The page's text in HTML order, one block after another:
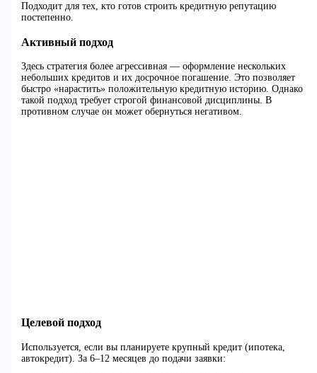
Подходит для тех, кто готов строить кредитную репутацию
постепенно.
Активный подход
Здесь стратегия более агрессивная — оформление нескольких
небольших кредитов и их досрочное погашение. Это позволяет
быстро «нарастить» положительную кредитную историю. Однако
такой подход требует строгой финансовой дисциплины. В
противном случае он может обернуться негативом.
Целевой подход
Используется, если вы планируете крупный кредит (ипотека,
автокредит). За 6–12 месяцев до подачи заявки: